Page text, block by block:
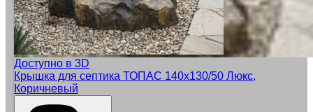
Доступно в 3D
Крышка для септика ТОПАС 140x130/50 Люкс,
Коричневый